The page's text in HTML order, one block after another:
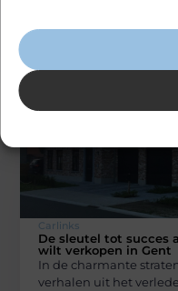
Carlinks
De sleutel tot succes
wilt verkopen in Gent
In de charmante
verhalen uit het